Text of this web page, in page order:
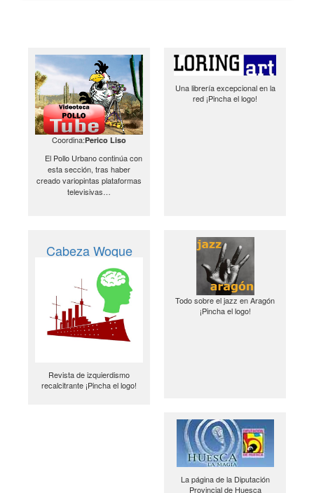
Coordina:Perico Liso
El Pollo Urbano continúa con
esta sección, tras haber
creado variopintas plataformas
televisivas…
Una librería excepcional en la
red ¡Pincha el logo!
Cabeza Woque
Revista de izquierdismo
recalcitrante ¡Pincha el logo!
Todo sobre el jazz en Aragón
¡Pincha el logo!
La página de la Diputación
Provincial de Huesca